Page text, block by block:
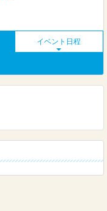
イベント日程